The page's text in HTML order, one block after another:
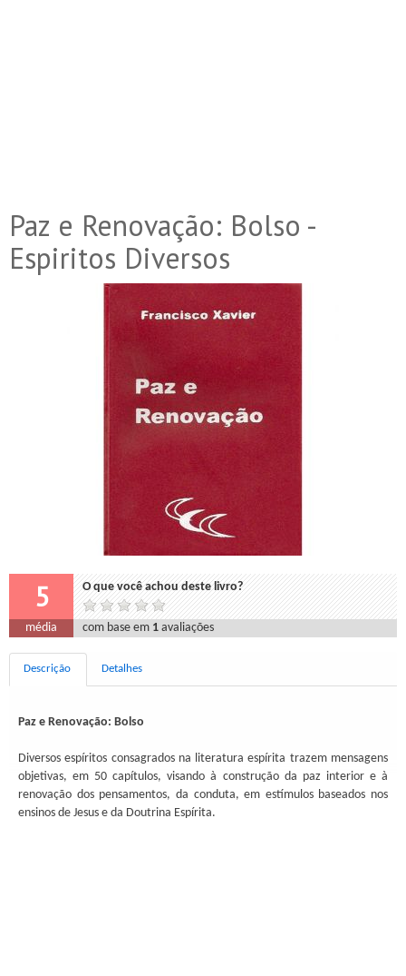
Paz e Renovação: Bolso -
Espiritos Diversos
5 O que você achou deste livro?
média com base em 1 avaliações
Descrição Detalhes
Paz e Renovação: Bolso
Diversos espíritos consagrados na literatura espírita trazem mensagens
objetivas, em 50 capítulos, visando à construção da paz interior e à
renovação dos pensamentos, da conduta, em estímulos baseados nos
ensinos de Jesus e da Doutrina Espírita.